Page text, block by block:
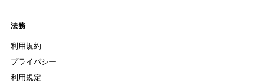
法務
利用規約
プライバシー
利用規定